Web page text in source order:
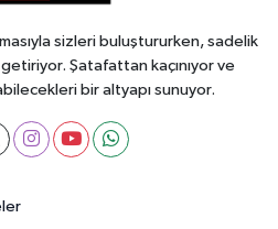
sizleri buluştururken, sadelik
Şatafattan kaçınıyor ve
bir altyapı sunuyor.